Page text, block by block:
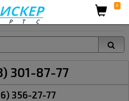
0
301-87-77
356-27-77